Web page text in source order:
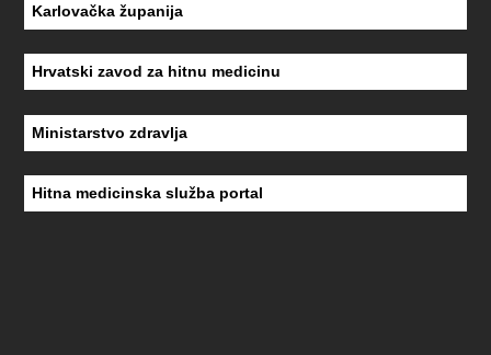
Karlovačka županija
Hrvatski zavod za hitnu medicinu
Ministarstvo zdravlja
Hitna medicinska služba portal